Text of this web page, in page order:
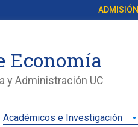
ADMISIÓN
Economía
y Administración UC
Académicos e Investigación arrow_drop_down